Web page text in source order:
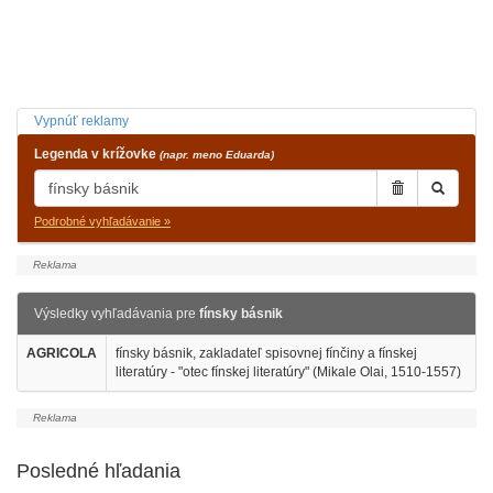
Vypnúť reklamy
Legenda v krížovke (napr. meno Eduarda)
Podrobné vyhľadávanie »
Výsledky vyhľadávania pre fínsky básnik
AGRICOLA
fínsky básnik, zakladateľ spisovnej fínčiny a fínskej
literatúry - "otec fínskej literatúry" (Mikale Olai, 1510-1557)
Posledné hľadania